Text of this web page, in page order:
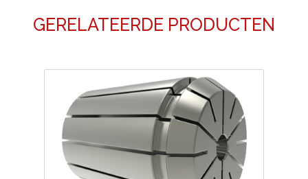
GERELATEERDE PRODUCTEN